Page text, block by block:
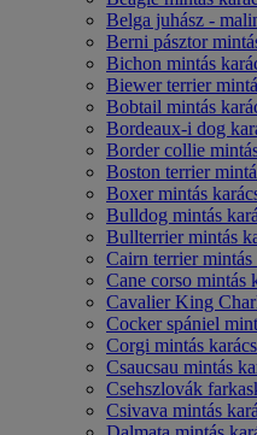
Belga juhász -
Berni pásztor
Bichon mintás
Biewer terrier
Bobtail mintás
Bordeaux-i dog
Border collie
Boston terrier
Boxer mintás
Bulldog mintás
Bullterrier mintás
Cairn terrier
Cane corso mintás
Cavalier King
Cocker spániel
Corgi mintás
Csaucsau mintás
Csehszlovák
Csivava mintás